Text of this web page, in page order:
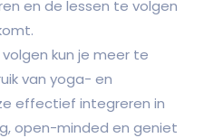
en de lessen te volgen
kun je meer te
van yoga- en
effectief integreren in
open-minded en geniet